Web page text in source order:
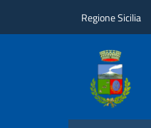
Regione Sicilia